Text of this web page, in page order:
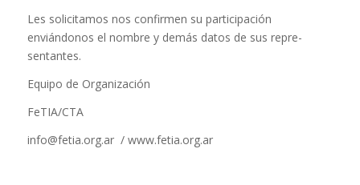
Les solicitamos nos confirmen su participación
enviándonos el nombre y demás datos de sus repre­
sentantes.
Equipo de Organización
FeTIA/CTA
info@fetia.org.ar / www.fetia.org.ar